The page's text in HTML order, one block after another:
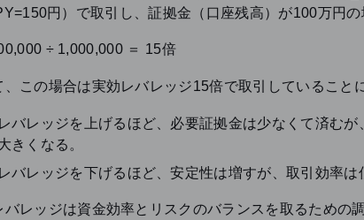
円）で取引し、証拠金（口座残高）が100万円の
÷ 1,000,000 ＝ 15倍
、この場合は実効レバレッジ15倍で取引していること
バレッジを上げるほど、必要証拠金は少なくて済むが
きくなる。
バレッジを下げるほど、安定性は増すが、取引効率は
バレッジは資金効率とリスクのバランスを取るための